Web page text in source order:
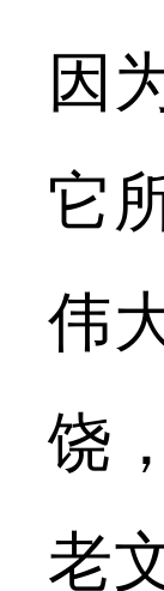
因
它
伟
饶
老